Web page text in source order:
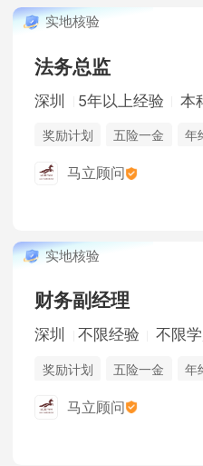
实地核验
法务总监
深圳 5年以上经验 本
奖励计划 五险一金 年
休假制度
马立顾问
实地核验
财务副经理
深圳 不限经验 不限
奖励计划 五险一金 年
休假制度
马立顾问